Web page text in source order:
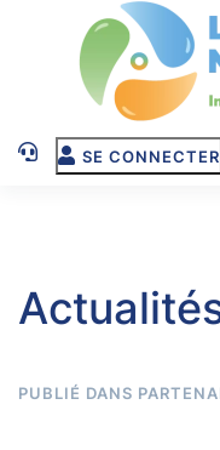
Skip to main
SE CONNECTER
PUBLIÉ DANS